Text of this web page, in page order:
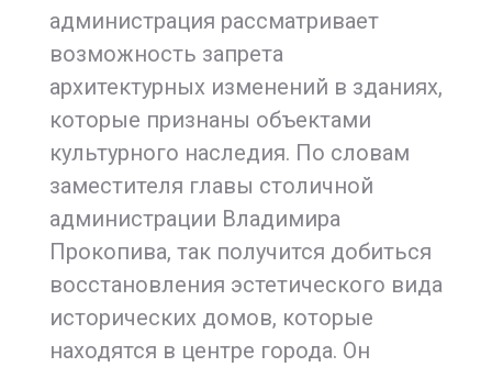
администрация рассматривает
возможность запрета
архитектурных изменений в зданиях,
которые признаны объектами
культурного наследия. По словам
заместителя главы столичной
администрации Владимира
Прокопива, так получится добиться
восстановления эстетического вида
исторических домов, которые
находятся в центре города. Он